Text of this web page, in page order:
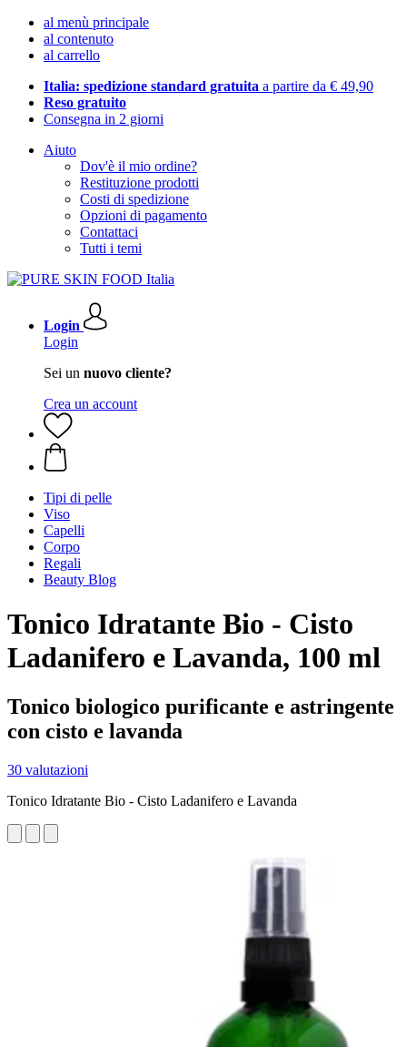
al menù principale
al contenuto
al carrello
Italia: spedizione standard gratuita a partire da € 49,90
Reso gratuito
Consegna in 2 giorni
Aiuto
Dov'è il mio ordine?
Restituzione prodotti
Costi di spedizione
Opzioni di pagamento
Contattaci
Tutti i temi
Login
Login
Sei un nuovo cliente?
Crea un account
Tipi di pelle
Viso
Capelli
Corpo
Regali
Beauty Blog
Tonico Idratante Bio - Cisto
Ladanifero e Lavanda, 100 ml
Tonico biologico purificante e astringente
con cisto e lavanda
30 valutazioni
Tonico Idratante Bio - Cisto Ladanifero e Lavanda